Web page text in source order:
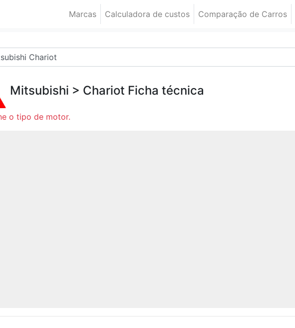
Marcas Calculadora de custos Comparação de Carros
Mitsubishi > Chariot Ficha técnica
o tipo de motor.